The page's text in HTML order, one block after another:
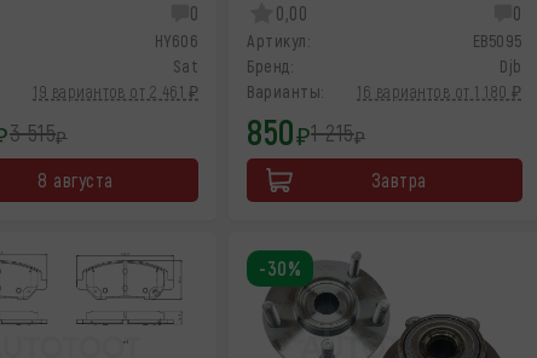
0
HY606
Sat
19 вариантов от 2 461 ₽
3 515₽
8 августа
0,00 0
Артикул:
EB5095
Бренд:
Djb
Варианты:
16 вариантов от 1 180 ₽
850₽1 215₽
Завтра
-30%